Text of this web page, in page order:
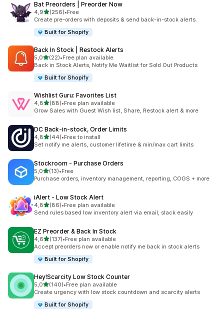
Bat Preorders | Preorder Now
4,9av 5 stjerner
(256)
Totalt 256 omtaler
•Free
Create pre-orders with deposits & send back-in-stock alerts.
Built for Shopify
Back In Stock | Restock Alerts
5,0av 5 stjerner
(22)
Totalt 22 omtaler
•Free plan available
Back in Stock Alerts, Notify Me Waitlist for Sold Out Products
Built for Shopify
Wishlist Guru: Favorites List
4,8av 5 stjerner
(88)
Totalt 88 omtaler
•Free plan available
Grow Sales with Guest Wish list, Share, Restock alert & more
DC Back‑in‑stock, Order Limits
4,8av 5 stjerner
(44)
Totalt 44 omtaler
•Free to install
Set notify me alerts, customer lifetime & min/max cart limits
Stockroom ‑ Purchase Orders
5,0av 5 stjerner
(13)
Totalt 13 omtaler
•Free
Purchase orders, inventory management, reporting, COGS + more
iAlert ‑ Low Stock Alert
4,8av 5 stjerner
(86)
Totalt 86 omtaler
•Free plan available
Send rules based low inventory alert via email, slack easily
EZ Preorder & Back In Stock
4,6av 5 stjerner
(137)
Totalt 137 omtaler
•Free plan available
Accept preorders now or enable notify me back in stock alerts
Built for Shopify
Hey!Scarcity Low Stock Counter
5,0av 5 stjerner
(140)
Totalt 140 omtaler
•Free plan available
Create urgency with low stock countdown and scarcity alerts
Built for Shopify